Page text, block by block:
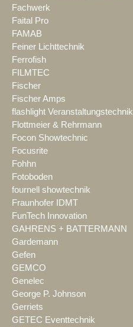
Fachwerk
Faital Pro
FAMAB
Feiner Lichttechnik
Ferrofish
FILMTEC
Fischer
Fischer Amps
flashlight Veranstaltungstechnik
Flottmeier & Rehrmann
Focon Showtechnic
Focusrite
Fohhn
Fotoboden
fournell showtechnik
Fraunhofer IDMT
FunTech Innovation
GAHRENS + BATTERMANN
Gardemann
Gefen
GEMCO
Genelec
George P. Johnson
Gerriets
GETEC Eventtechnik